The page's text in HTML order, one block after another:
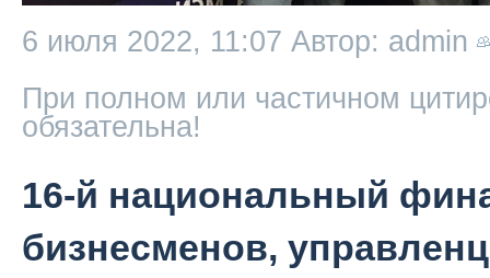
6 июля 2022, 11:07 Автор: admin
При полном или частичном
обязательна!
16-й национальный
бизнесменов,